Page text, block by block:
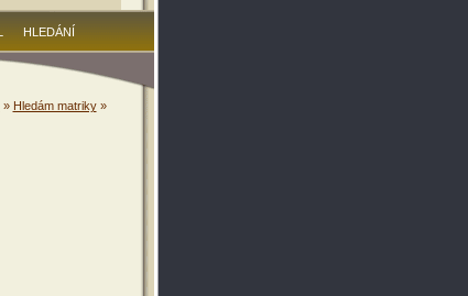
HLEDÁNÍ
» Hledám matriky»